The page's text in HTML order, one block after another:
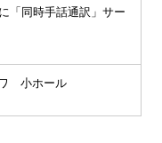
「同時手話通訳」サー
小ホール